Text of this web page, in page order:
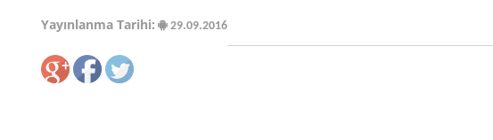
Yayınlanma Tarihi: 29.09.2016